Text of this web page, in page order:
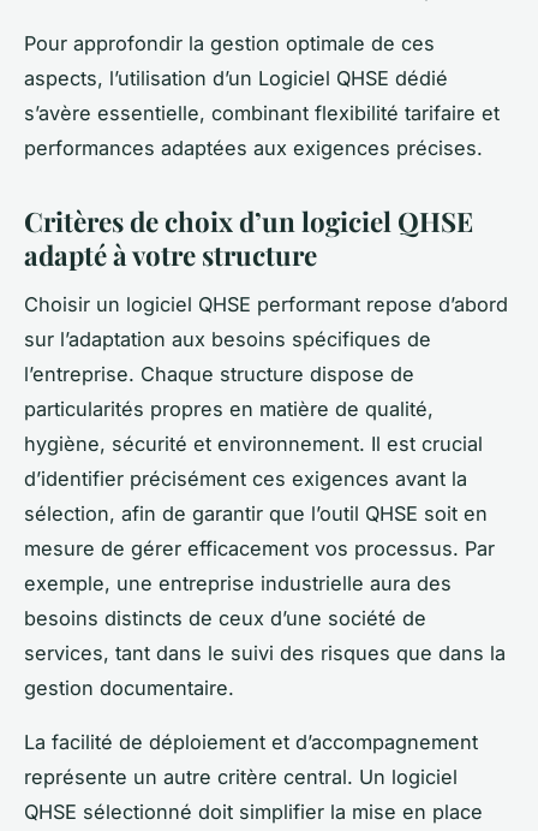
Pour approfondir la gestion optimale de ces
aspects, l’utilisation d’un Logiciel QHSE dédié
s’avère essentielle, combinant flexibilité tarifaire et
performances adaptées aux exigences précises.
Critères de choix d’un logiciel QHSE
adapté à votre structure
Choisir un logiciel QHSE performant repose d’abord
sur l’adaptation aux besoins spécifiques de
l’entreprise. Chaque structure dispose de
particularités propres en matière de qualité,
hygiène, sécurité et environnement. Il est crucial
d’identifier précisément ces exigences avant la
sélection, afin de garantir que l’outil QHSE soit en
mesure de gérer efficacement vos processus. Par
exemple, une entreprise industrielle aura des
besoins distincts de ceux d’une société de
services, tant dans le suivi des risques que dans la
gestion documentaire.
La facilité de déploiement et d’accompagnement
représente un autre critère central. Un logiciel
QHSE sélectionné doit simplifier la mise en place